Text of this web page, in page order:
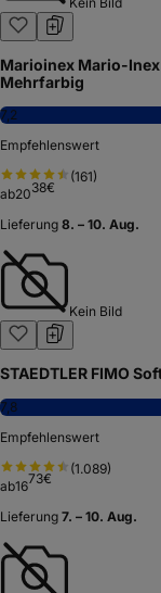
Marioinex Mario-
Mehrfarbig
7,2
Empfehlenswert
(161)
ab2038€
Lieferung 8. – 10. Aug.
Kein Bild
STAEDTLER FIMO
7,8
Empfehlenswert
(1.089)
ab1673€
Lieferung 7. – 10. Aug.